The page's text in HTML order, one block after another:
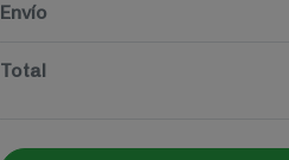
Envío
Total